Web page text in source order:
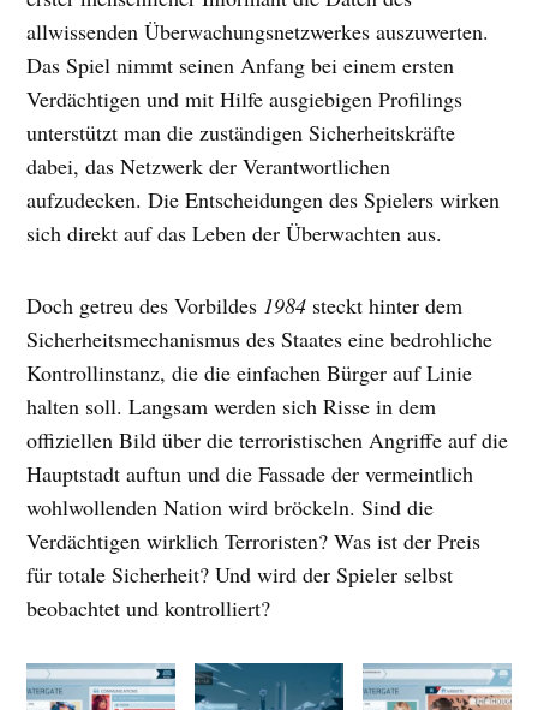
allwissenden Überwachungsnetzwerkes auszuwerten.
Das Spiel nimmt seinen Anfang bei einem ersten
Verdächtigen und mit Hilfe ausgiebigen Profilings
unterstützt man die zuständigen Sicherheitskräfte
dabei, das Netzwerk der Verantwortlichen
aufzudecken. Die Entscheidungen des Spielers wirken
sich direkt auf das Leben der Überwachten aus.
Doch getreu des Vorbildes 1984 steckt hinter dem
Sicherheitsmechanismus des Staates eine bedrohliche
Kontrollinstanz, die die einfachen Bürger auf Linie
halten soll. Langsam werden sich Risse in dem
offiziellen Bild über die terroristischen Angriffe auf die
Hauptstadt auftun und die Fassade der vermeintlich
wohlwollenden Nation wird bröckeln. Sind die
Verdächtigen wirklich Terroristen? Was ist der Preis
für totale Sicherheit? Und wird der Spieler selbst
beobachtet und kontrolliert?